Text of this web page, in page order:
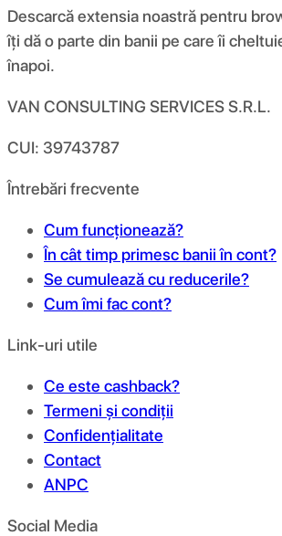
Descarcă extensia noastră pentru
îți dă o parte din banii pe care îi
înapoi.
VAN CONSULTING SERVICES S.R.L.
CUI: 39743787
Întrebări frecvente
Cum funcționează?
În cât timp primesc banii în cont?
Se cumulează cu reducerile?
Cum îmi fac cont?
Link-uri utile
Ce este cashback?
Termeni și condiții
Confidențialitate
Contact
ANPC
Social Media